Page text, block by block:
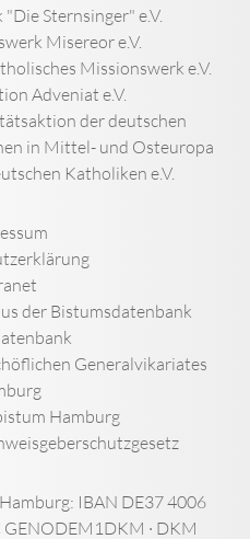
Sternsinger" e.V.
Misereor e.V.
Missionswerk e.V.
Adveniat e.V.
der deutschen
in Mittel- und Osteuropa
Katholiken e.V.
der Bistumsdatenbank
Generalvikariates
Hamburg
IBAN DE37 4006
GENODEM1DKM · DKM